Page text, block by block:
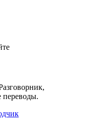
переводы.